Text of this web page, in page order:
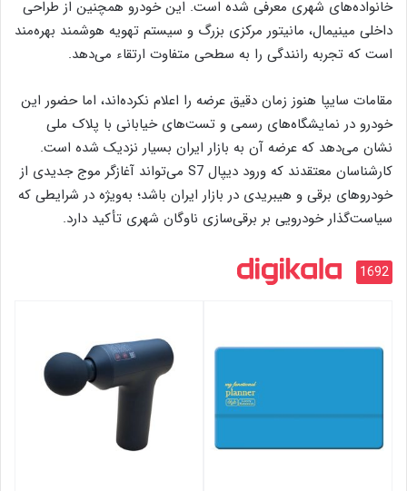
خانواده‌های شهری معرفی شده است. این خودرو همچنین از طراحی
داخلی مینیمال، مانیتور مرکزی بزرگ و سیستم تهویه هوشمند بهره‌مند
است که تجربه رانندگی را به سطحی متفاوت ارتقاء می‌دهد.
مقامات سایپا هنوز زمان دقیق عرضه را اعلام نکرده‌اند، اما حضور این
خودرو در نمایشگاه‌های رسمی و تست‌های خیابانی با پلاک ملی
نشان می‌دهد که عرضه آن به بازار ایران بسیار نزدیک شده است.
کارشناسان معتقدند که ورود دیپال S7 می‌تواند آغازگر موج جدیدی از
خودروهای برقی و هیبریدی در بازار ایران باشد؛ به‌ویژه در شرایطی که
سیاست‌گذار خودرویی بر برقی‌سازی ناوگان شهری تأکید دارد.
1692